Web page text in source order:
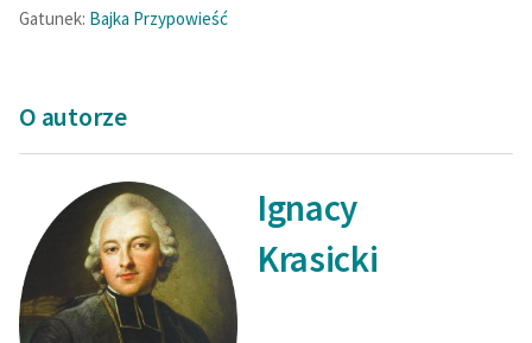
Gatunek: Bajka Przypowieść
O autorze
Ignacy
Krasicki